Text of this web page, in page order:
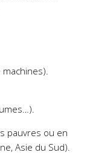
pauvres ou en
Asie du Sud).